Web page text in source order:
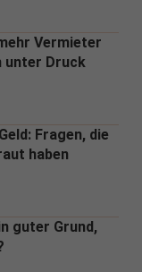
Vermieter
unter Druck
Fragen, die
haben
guter Grund,